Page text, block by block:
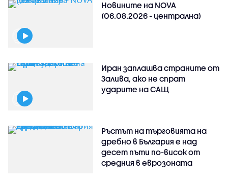
Новините на NOVA
(06.08.2026 - централна)
Иран заплашва страните от
Залива, ако не спрат
ударите на САЩ
Ръстът на търговията на
дребно в България е над
десет пъти по-висок от
средния в еврозоната